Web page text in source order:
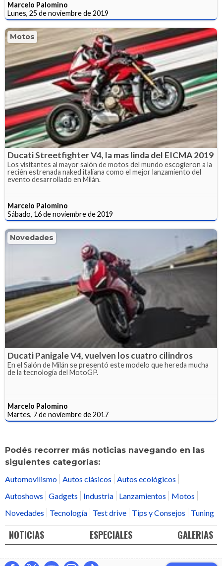
Marcelo Palomino
Lunes, 25 de noviembre de 2019
Motos
Ducati Streetfighter V4, la mas linda del EICMA 2019
Los visitantes al mayor salón de motos del mundo escogieron a la
recién estrenada naked italiana como el mejor lanzamiento del
evento desarrollado en Milán.
Marcelo Palomino
Sábado, 16 de noviembre de 2019
Novedades
Ducati Panigale V4, vuelven los cuatro cilindros
En el Salón de Milán se presentó este modelo que hereda mucha
de la tecnología del MotoGP.
Marcelo Palomino
Martes, 7 de noviembre de 2017
Podés recorrer más noticias navegando en las
siguientes categorías:
Automovilismo
Autos clásicos
Autos ecológicos
Autoshows
Gadgets Industria Lanzamientos
Motos
Novedades
Tecnología Test drive Tips y Consejos Tuning
NOTICIAS ESPECIALES GALERIAS